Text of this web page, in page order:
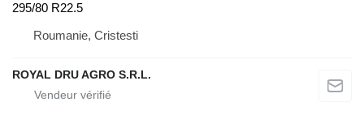
295/80 R22.5
Roumanie, Cristesti
ROYAL DRU AGRO S.R.L.